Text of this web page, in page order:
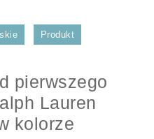
Produkt
pierwszego
Lauren
kolorze